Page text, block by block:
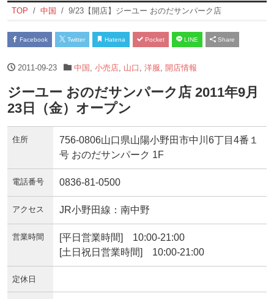
TOP 中国 9/23【開店】ジーユー おのだサンパーク店
Facebook Twitter Hatena Pocket LINE Share
2011-09-23 中国 小売店, 山口 洋服 開店情報
ジーユー おのだサンパーク店 2011年9月
23日（金）オープン
住所
756-0806山口県山陽小野田市中川6丁目4番１
号 おのだサンパーク 1F
電話番号 0836-81-0500
アクセス JR小野田線：南中野
営業時間
[平日営業時間] 10:00-21:00
[土日祝日営業時間] 10:00-21:00
定休日